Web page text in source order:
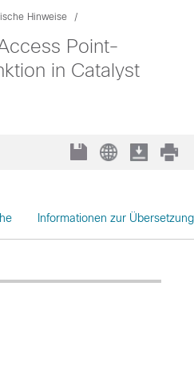
Hinweise
Point-
in Catalyst
Informationen zur Übersetzung